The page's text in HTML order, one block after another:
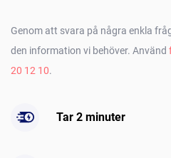
Genom att svara på några enkla
den information vi behöver. Använd
20 12 10.
Tar 2 minuter